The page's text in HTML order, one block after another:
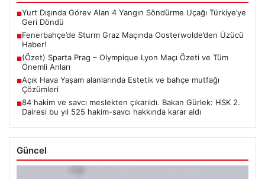
■Yurt Dışında Görev Alan 4 Yangın Söndürme Uçağı Türkiye’ye
Geri Döndü
■Fenerbahçe’de Sturm Graz Maçında Oosterwolde’den Üzücü
Haber!
■(Özet) Sparta Prag – Olympique Lyon Maçı Özeti ve Tüm
Önemli Anları
■Açık Hava Yaşam alanlarında Estetik ve bahçe mutfağı
Çözümleri
■84 hakim ve savcı meslekten çıkarıldı. Bakan Gürlek: HSK 2.
Dairesi bu yıl 525 hakim-savcı hakkında karar aldı
Güncel